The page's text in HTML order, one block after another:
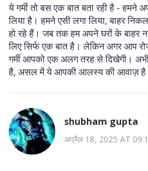
ये गर्मी तो बस एक बात बता रही है - हमने
लिया है। हमने एसी लगा लिया, बाहर
हो रहे हैं। जब तक हम अपने घरों के बाहर
लिए सिर्फ एक बात है। लेकिन अगर आप
गर्मी आपको एक अलग तरह से दिखेगी।
है, असल में ये आपकी आलस्य की आवाज़
shubham gupta
अप्रैल 18, 2025 AT